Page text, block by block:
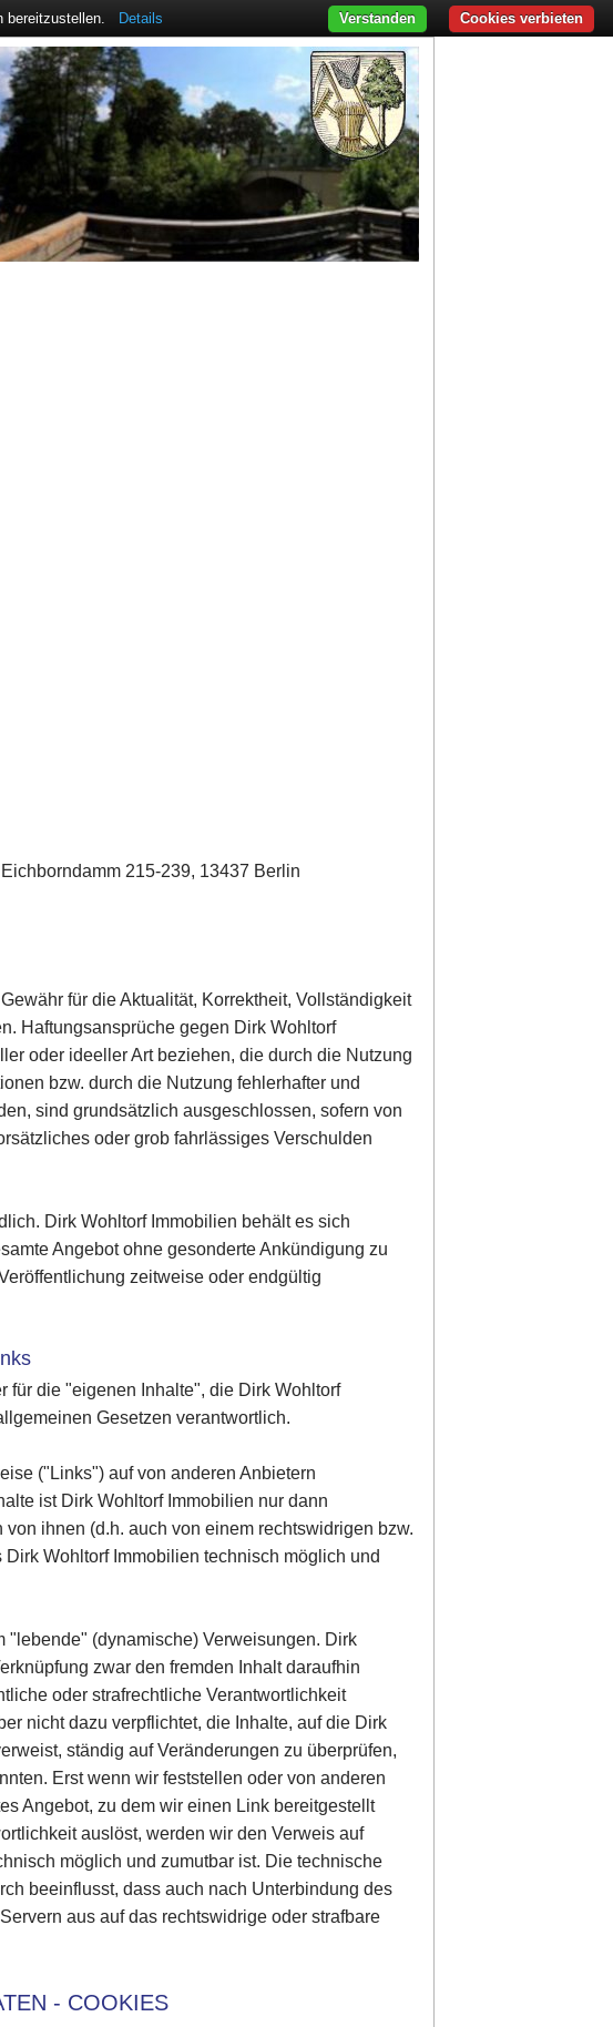
215-239, 13437 Berlin
für die Aktualität, Korrektheit, Vollständigkeit
Haftungsansprüche gegen Dirk Wohltorf
oder ideeller Art beziehen, die durch die Nutzung
bzw. durch die Nutzung fehlerhafter und
sind grundsätzlich ausgeschlossen, sofern von
oder grob fahrlässiges Verschulden
Dirk Wohltorf Immobilien behält es sich
Angebot ohne gesonderte Ankündigung zu
zeitweise oder endgültig
für die "eigenen Inhalte", die Dirk Wohltorf
Gesetzen verantwortlich.
("Links") auf von anderen Anbietern
ist Dirk Wohltorf Immobilien nur dann
ihnen (d.h. auch von einem rechtswidrigen bzw.
Wohltorf Immobilien technisch möglich und
(dynamische) Verweisungen. Dirk
zwar den fremden Inhalt daraufhin
oder strafrechtliche Verantwortlichkeit
nicht dazu verpflichtet, die Inhalte, auf die Dirk
ständig auf Veränderungen zu überprüfen,
Erst wenn wir feststellen oder von anderen
Angebot, zu dem wir einen Link bereitgestellt
auslöst, werden wir den Verweis auf
möglich und zumutbar ist. Die technische
beeinflusst, dass auch nach Unterbindung des
aus auf das rechtswidrige oder strafbare
- COOKIES
bereitzustellen. Details Cookies verbieten
Verstanden